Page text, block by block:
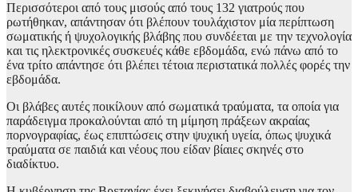
Περισσότεροι από τους μισούς από τους 132 γιατρούς που
ρωτήθηκαν, απάντησαν ότι βλέπουν τουλάχιστον μία περίπτωση
σωματικής ή ψυχολογικής βλάβης που συνδέεται με την τεχνολογία
και τις ηλεκτρονικές συσκευές κάθε εβδομάδα, ενώ πάνω από το
ένα τρίτο απάντησε ότι βλέπει τέτοια περιστατικά πολλές φορές την
εβδομάδα.
Οι βλάβες αυτές ποικίλουν από σωματικά τραύματα, τα οποία για
παράδειγμα προκαλούνται από τη μίμηση πράξεων ακραίας
πορνογραφίας, έως επιπτώσεις στην ψυχική υγεία, όπως ψυχικά
τραύματα σε παιδιά και νέους που είδαν βίαιες σκηνές στο
διαδίκτυο.